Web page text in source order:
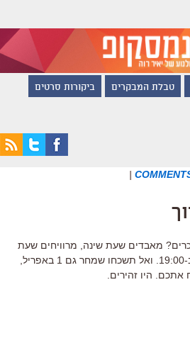
טבלת המבקרים ביקורות סרטים
|
מאבדים שעת שינה, מרוויחים שעת
אור. ממחר השמש שוקעת ב-19:00. ואל תשכחו שמחר גם 1 באפריל,
אתכם. היו זהירים.